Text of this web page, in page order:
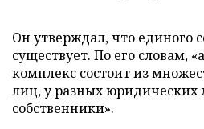
Он утверждал, что единого
существует. По его словам,
комплекс состоит из
лиц, у разных юридических
собственники».